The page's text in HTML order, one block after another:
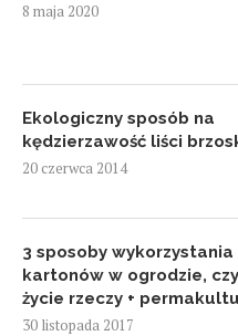
8 maja 2020
Ekologiczny sposób na
kędzierzawość liści
20 czerwca 2014
3 sposoby wykorzystania
kartonów w ogrodzie,
życie rzeczy +
30 listopada 2017